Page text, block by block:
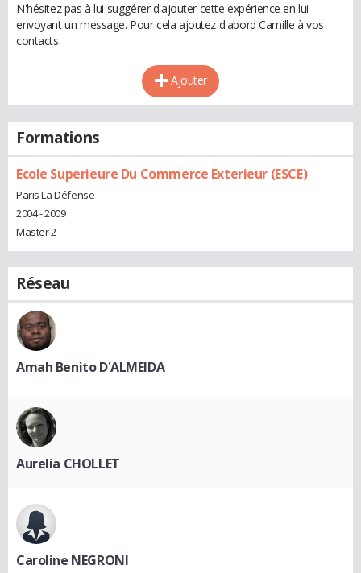
N'hésitez pas à lui suggérer d'ajouter cette expérience en lui
envoyant un message. Pour cela ajoutez d'abord Camille à vos
contacts.
Ajouter
Formations
Ecole Superieure Du Commerce Exterieur (ESCE)
Paris La Défense
2004 - 2009
Master 2
Réseau
Amah Benito D'ALMEIDA
Aurelia CHOLLET
Caroline NEGRONI